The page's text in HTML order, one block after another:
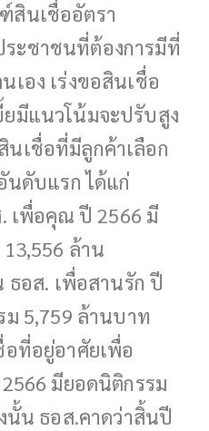
สินเชื่ออัตรา
ระชาชนที่ต้องการมีที่
เอง เร่งขอสินเชื่อ
มีแนวโน้มจะปรับสูง
เชื่อที่มีลูกค้าเลือก
นดับแรก ได้แก่
เพื่อคุณ ปี 2566 มี
ล้าน
ธอส. เพื่อสานรัก ปี
5,759 ล้านบาท
อที่อยู่อาศัยเพื่อ
มียอดนิติกรรม
นั้น ธอส.คาดว่าสิ้นปี